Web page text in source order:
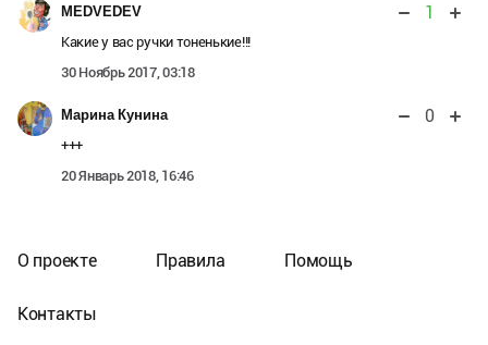
MEDVEDEV 1
Какие у вас ручки тоненькие!!!
30 Ноябрь 2017, 03:18
Марина Кунина 0
+++
20 Январь 2018, 16:46
О проекте Правила Помощь
Контакты